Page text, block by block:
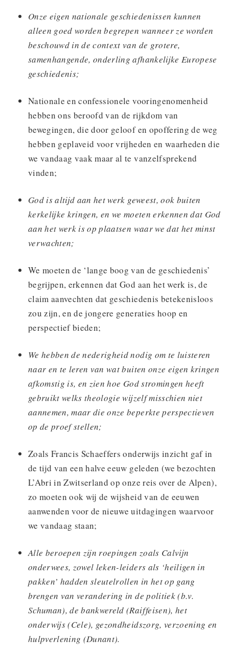
Onze eigen nationale geschiedenissen kunnen
alleen goed worden begrepen wanneer ze worden
beschouwd in de context van de grotere,
samenhangende, onderling afhankelijke Europese
geschiedenis;
Nationale en confessionele vooringenomenheid
hebben ons beroofd van de rijkdom van
bewegingen, die door geloof en opoffering de weg
hebben geplaveid voor vrijheden en waarheden die
we vandaag vaak maar al te vanzelfsprekend
vinden;
God is altijd aan het werk geweest, ook buiten
kerkelijke kringen, en we moeten erkennen dat God
aan het werk is op plaatsen waar we dat het minst
verwachten;
We moeten de ‘lange boog van de geschiedenis’
begrijpen, erkennen dat God aan het werk is, de
claim aanvechten dat geschiedenis betekenisloos
zou zijn, en de jongere generaties hoop en
perspectief bieden;
We hebben de nederigheid nodig om te luisteren
naar en te leren van wat buiten onze eigen kringen
afkomstig is, en zien hoe God stromingen heeft
gebruikt welks theologie wijzelf misschien niet
aannemen, maar die onze beperkte perspectieven
op de proef stellen;
Zoals Francis Schaeffers onderwijs inzicht gaf in
de tijd van een halve eeuw geleden (we bezochten
L’Abri in Zwitserland op onze reis over de Alpen),
zo moeten ook wij de wijsheid van de eeuwen
aanwenden voor de nieuwe uitdagingen waarvoor
we vandaag staan;
Alle beroepen zijn roepingen zoals Calvijn
onderwees, zowel leken-leiders als ‘heiligen in
pakken’ hadden sleutelrollen in het op gang
brengen van verandering in de politiek (b.v.
Schuman), de bankwereld (Raiffeisen), het
onderwijs (Cele), gezondheidszorg, verzoening en
hulpverlening (Dunant).